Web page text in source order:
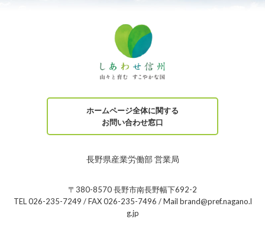
ホームページ全体に関する
お問い合わせ窓口
長野県産業労働部 営業局
〒380-8570 長野市南長野幅下692-2
TEL 026-235-7249 / FAX 026-235-7496 / Mail brand@pref.nagano.l
g.jp